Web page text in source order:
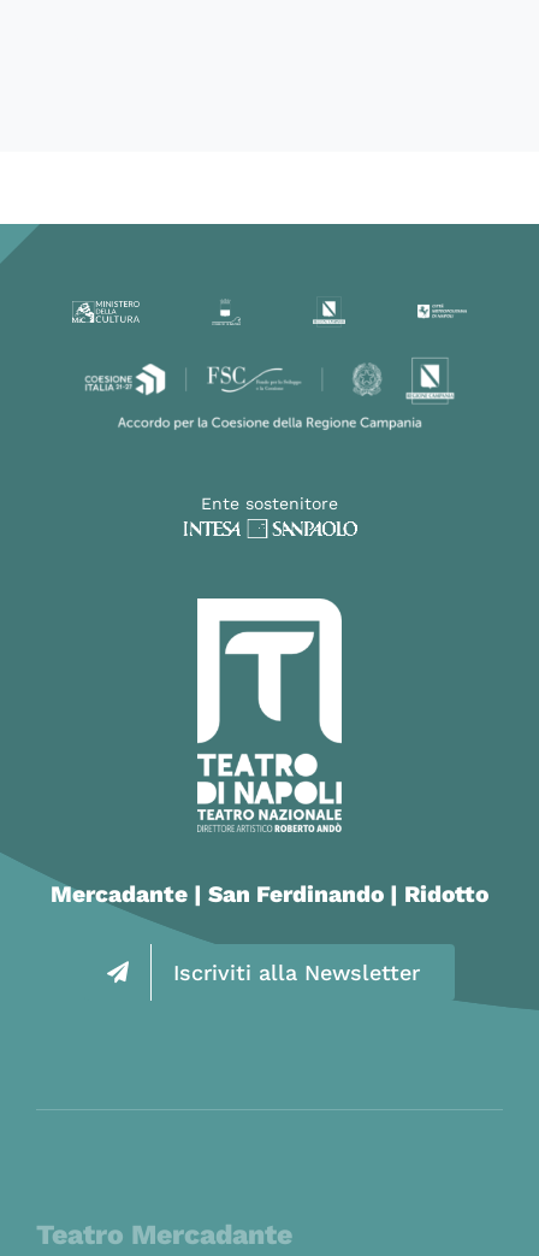
Ente sostenitore
Mercadante | San Ferdinando | Ridotto
Iscriviti alla Newsletter
Teatro Mercadante